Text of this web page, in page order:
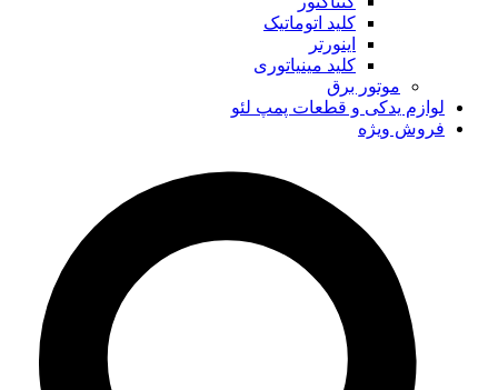
کلید اتوماتیک
اینورتر
کلید مینیاتوری
موتور برق
لوازم یدکی و قطعات پمپ لئو
فروش ویژه